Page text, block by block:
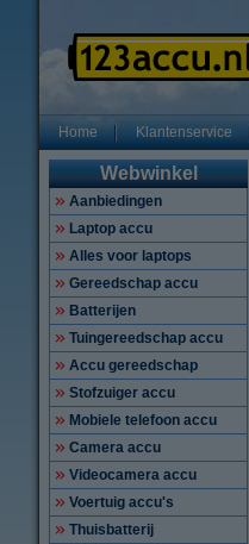
Home Klantenservice
Webwinkel
Aanbiedingen
Laptop accu
Alles voor laptops
Gereedschap accu
Batterijen
Tuingereedschap accu
Accu gereedschap
Stofzuiger accu
Mobiele telefoon accu
Camera accu
Videocamera accu
Voertuig accu's
Thuisbatterij